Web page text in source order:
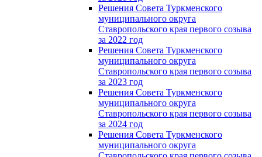
Решения Совета Туркменского
муниципального округа
Ставропольского края первого созыва
за 2022 год
Решения Совета Туркменского
муниципального округа
Ставропольского края первого созыва
за 2023 год
Решения Совета Туркменского
муниципального округа
Ставропольского края первого созыва
за 2024 год
Решения Совета Туркменского
муниципального округа